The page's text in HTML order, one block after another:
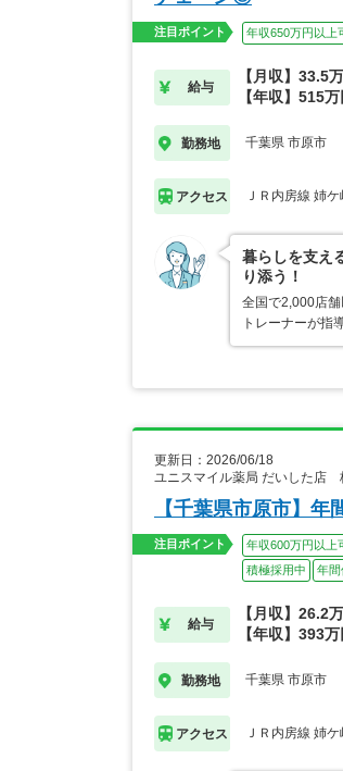
注目ポイント 年収650万円以上
給与
【月収】33.5
【年収】515
勤務地 千葉県 市原市
アクセス ＪＲ内房線 姉ケ
暮らしを支え
り添う！
全国で2,000店
トレーナーが指
更新日：2026/06/18
ユニスマイル薬局 だいした店
【千葉県市原市】
注目ポイント 年収600万円以上
積極採用中
年間
給与
【月収】26.2
【年収】393
勤務地 千葉県 市原市
アクセス ＪＲ内房線 姉ケ